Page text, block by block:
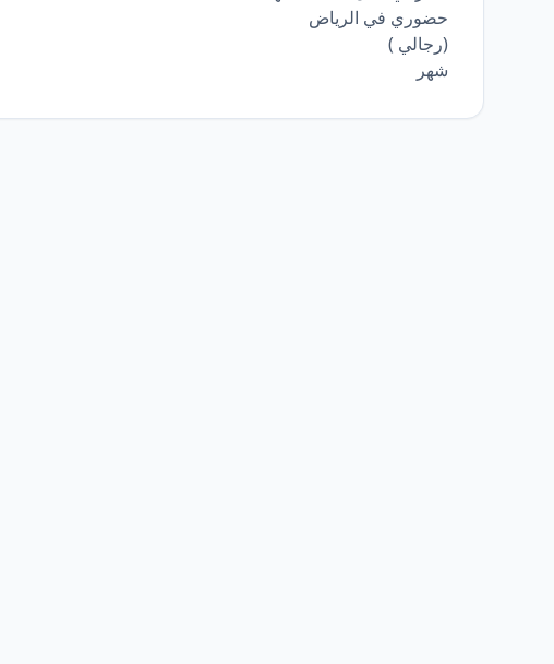
حضوري في الرياض
(رجالي )
شهر